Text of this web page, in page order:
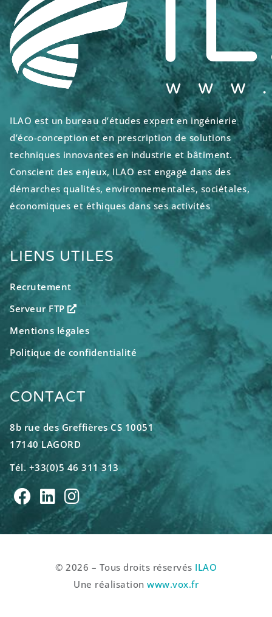
ILAO est un bureau d’études expert en ingénierie
d’éco-conception et en prescription de solutions
techniques innovantes en industrie et bâtiment.
Conscient des enjeux, ILAO est engagé dans des
démarches qualités, environnementales, sociétales,
économiques et éthiques dans ses activités
LIENS UTILES
Recrutement
Serveur FTP
Mentions légales
Politique de confidentialité
CONTACT
8b rue des Greffières CS 10051
17140 LAGORD
Tél. +33(0)5 46 311 313
© 2026 – Tous droits réservés ILAO
Une réalisation www.vox.fr